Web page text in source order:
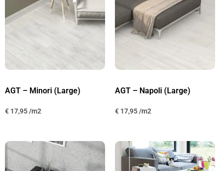
AGT – Minori (Large)
€ 17,95
AGT – Napoli (Large)
€ 17,95